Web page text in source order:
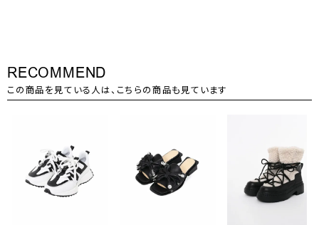
RECOMMEND
この商品を見ている人は、こちらの商品も見ています